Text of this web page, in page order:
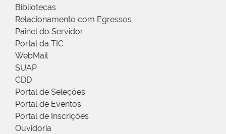
Bibliotecas
Relacionamento com Egressos
Painel do Servidor
Portal da TIC
WebMail
SUAP
CDD
Portal de Seleções
Portal de Eventos
Portal de Inscrições
Ouvidoria